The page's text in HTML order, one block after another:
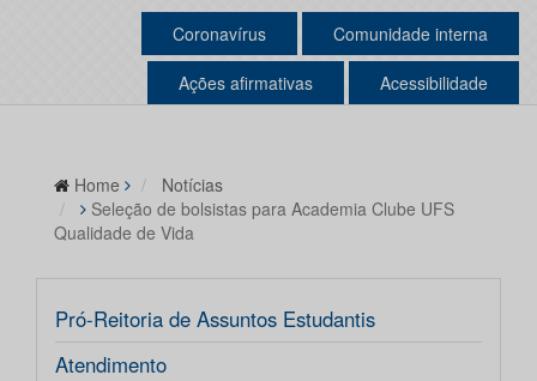
Coronavírus Comunidade interna
Ações afirmativas Acessibilidade
Home
Notícias
Seleção de bolsistas para Academia Clube UFS
Qualidade de Vida
Pró-Reitoria de Assuntos Estudantis
Atendimento